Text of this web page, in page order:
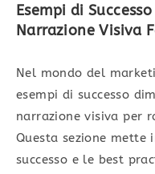
Esempi di
Narrazione Visiva
Nel mondo del
esempi di successo
narrazione visiva per
Questa sezione mette
successo e le best